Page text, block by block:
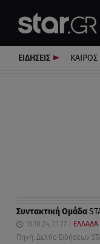
ΕΙΔΗΣΕΙΣ ΚΑΙΡΟΣ
Συντακτική Ομάδα
15.10.24, 21:27
ΕΛΛΑΔΑ
Πηγή: Δελτίο Ειδήσεων